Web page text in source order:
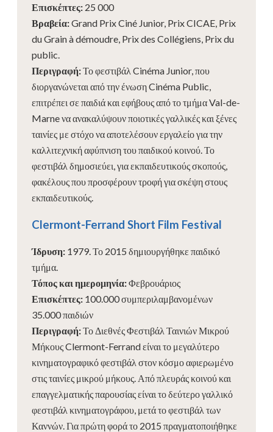
Επισκέπτες: 25 000
Βραβεία:Grand Prix Ciné Junior, Prix CICAE, Prix
du Grain à démoudre, Prix des Collégiens, Prix du
public.
Περιγραφή:Το φεστιβάλ Cinéma Junior, που
διοργανώνεται από την ένωση Cinéma Public,
επιτρέπει σε παιδιά και εφήβους από το τμήμα Val-de-
Marne να ανακαλύψουν ποιοτικές γαλλικές και ξένες
ταινίες με στόχο να αποτελέσουν εργαλείο για την
καλλιτεχνική αφύπνιση του παιδικού κοινού. Το
φεστιβάλ δημοσιεύει, για εκπαιδευτικούς σκοπούς,
φακέλους που προσφέρουν τροφή για σκέψη στους
εκπαιδευτικούς.
Clermont-Ferrand Short Film Festival
Ίδρυση: 1979. Το 2015 δημιουργήθηκε παιδικό
τμήμα.
Τόπος και ημερομηνία:Φεβρουάριος
Επισκέπτες: 100.000 συμπεριλαμβανομένων
35.000 παιδιών
Περιγραφή:Το Διεθνές Φεστιβάλ Ταινιών Μικρού
Μήκους Clermont-Ferrand είναι το μεγαλύτερο
κινηματογραφικό φεστιβάλ στον κόσμο αφιερωμένο
στις ταινίες μικρού μήκους. Από πλευράς κοινού και
επαγγελματικής παρουσίας είναι το δεύτερο γαλλικό
φεστιβάλ κινηματογράφου, μετά το φεστιβάλ των
Καννών. Για πρώτη φορά το 2015 πραγματοποιήθηκε